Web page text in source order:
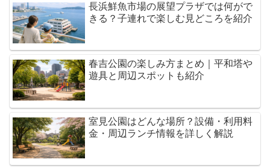
長浜鮮魚市場の展望プラザでは何がで
きる？子連れで楽しむ見どころを紹介
春吉公園の楽しみ方まとめ｜平和塔や
遊具と周辺スポットも紹介
室見公園はどんな場所？設備・利用料
金・周辺ランチ情報を詳しく解説